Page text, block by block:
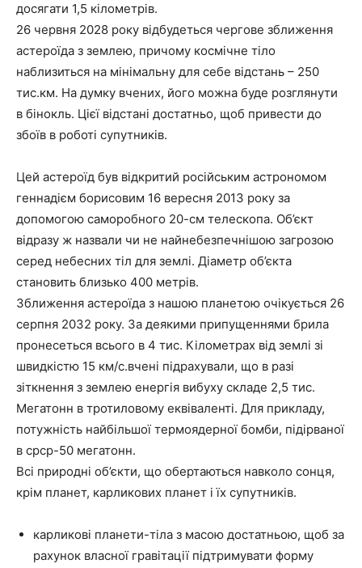
досягати 1,5 кілометрів.
26 червня 2028 року відбудеться чергове зближення
астероїда з землею, причому космічне тіло
наблизиться на мінімальну для себе відстань – 250
тис.км. На думку вчених, його можна буде розглянути
в бінокль. Цієї відстані достатньо, щоб привести до
збоїв в роботі супутників.
Цей астероїд був відкритий російським астрономом
геннадієм борисовим 16 вересня 2013 року за
допомогою саморобного 20-см телескопа. Об’єкт
відразу ж назвали чи не найнебезпечнішою загрозою
серед небесних тіл для землі. Діаметр об’єкта
становить близько 400 метрів.
Зближення астероїда з нашою планетою очікується 26
серпня 2032 року. За деякими припущеннями брила
пронесеться всього в 4 тис. Кілометрах від землі зі
швидкістю 15 км/с.вчені підрахували, що в разі
зіткнення з землею енергія вибуху складе 2,5 тис.
Мегатонн в тротиловому еквіваленті. Для прикладу,
потужність найбільшої термоядерної бомби, підірваної
в срср-50 мегатонн.
Всі природні об’єкти, що обертаються навколо сонця,
крім планет, карликових планет і їх супутників.
карликові планети-тіла з масою достатньою, щоб за
рахунок власної гравітації підтримувати форму